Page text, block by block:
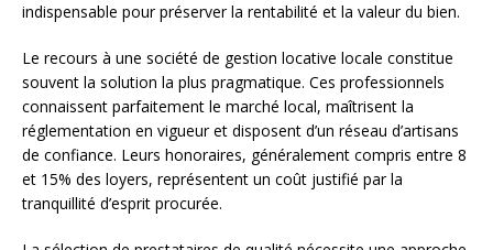
indispensable pour préserver la rentabilité et la valeur du bien.
Le recours à une société de gestion locative locale constitue
souvent la solution la plus pragmatique. Ces professionnels
connaissent parfaitement le marché local, maîtrisent la
réglementation en vigueur et disposent d’un réseau d’artisans
de confiance. Leurs honoraires, généralement compris entre 8
et 15% des loyers, représentent un coût justifié par la
tranquillité d’esprit procurée.